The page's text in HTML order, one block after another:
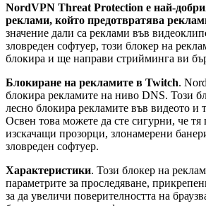
NordVPN Threat Protection е най-
реклами, който предотвратява
значение дали са реклами във
зловреден софтуер, този блокер на
блокира и ще направи стрийминга ви
Блокиране на рекламите в Twitch.
блокира рекламите на ниво DNS. Този
лесно блокира рекламите във видеото и
Освен това можете да сте сигурни, че
изскачащи прозорци, злонамерени
зловреден софтуер.
Характеристики. Този блокер на
параметрите за проследяване,
за да увеличи поверителността на